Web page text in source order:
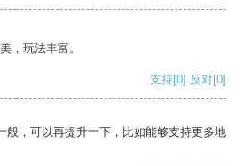
，玩法丰富。
支持[0] 反对[0]
般，可以再提升一下，比如能够支持更多地